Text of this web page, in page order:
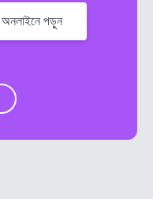
অনলাইনে পড়ুন